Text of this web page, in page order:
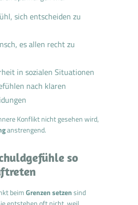
sich entscheiden zu
es allen recht zu
in sozialen Situationen
nach klaren
Konflikt nicht gesehen wird,
anstrengend.
so
beimGrenzen setzensind